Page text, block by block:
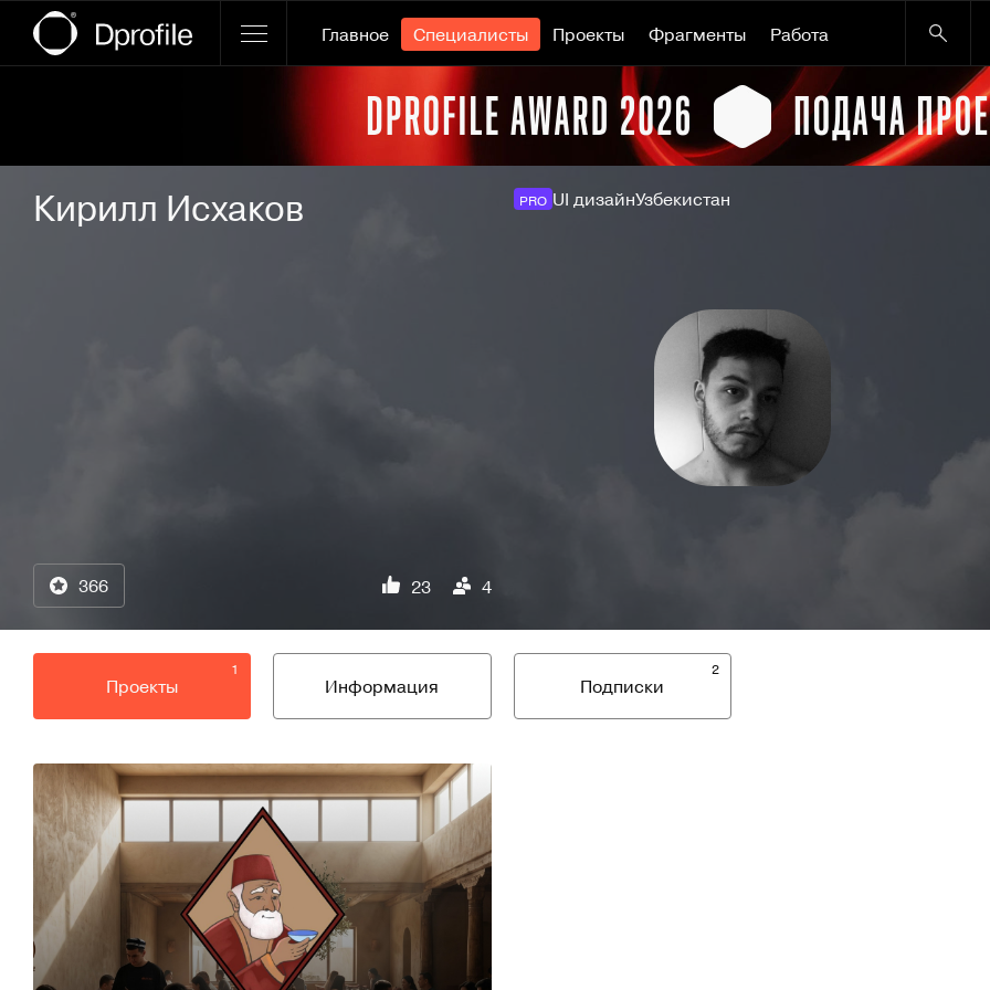
Главное Специалисты Проекты Фрагменты Работа
Кирилл Исхаков PRO UI дизайнУзбекистан
366 23 4
1
Проекты Информация
2
Подписки